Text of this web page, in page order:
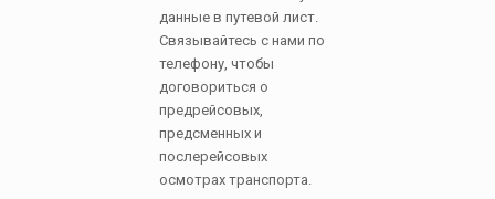
данные в путевой лист.
Связывайтесь с нами по
телефону, чтобы
договориться о
предрейсовых,
предсменных и
послерейсовых
осмотрах транспорта.